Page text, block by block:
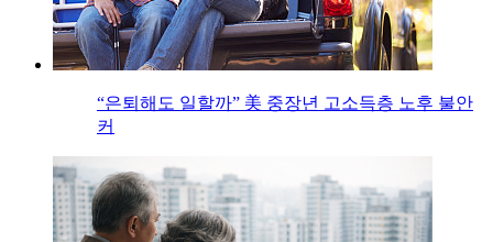
“은퇴해도 일할까” 美 중장년 고소득층 노후 불안
커